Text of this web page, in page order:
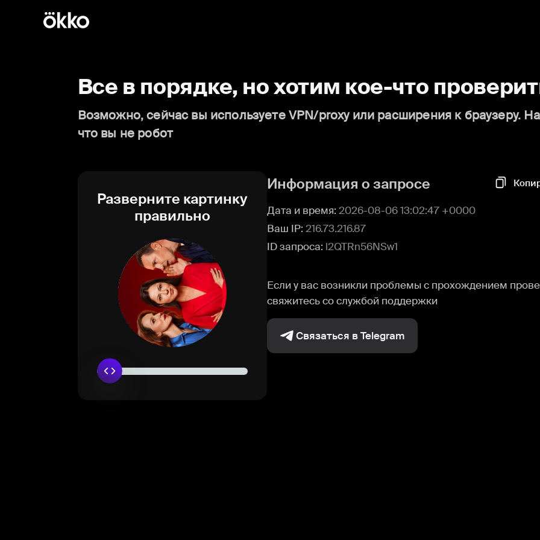
Все в порядке, но хотим кое-что
Возможно, сейчас вы используете VPN/proxy или расширения к браузеру.
что вы не робот
Разверните картинку
правильно
Информация о запросе
Дата и время: 2026-08-06 13:02:47 +0000
Ваш IP: 216.73.216.87
ID запроса: l2QTRn56NSw1
Если у вас возникли проблемы с прохождением
свяжитесь со службой поддержки
Связаться в Telegram